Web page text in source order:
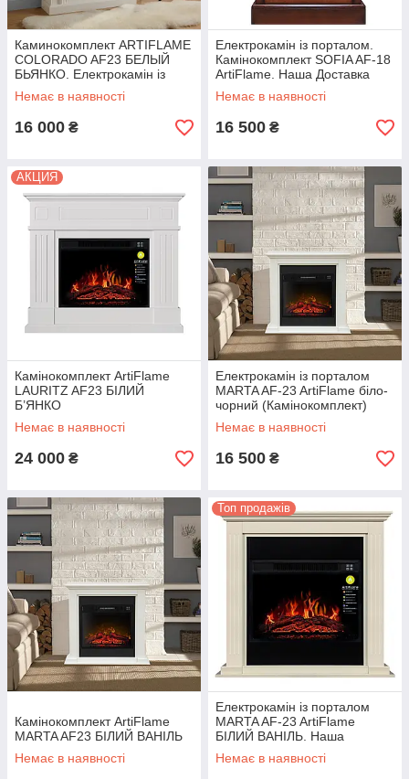
Каминокомплект ARTIFLAME
COLORADO AF23 БЕЛЫЙ
БЬЯНКО. Електрокамін із
порталом
Немає в наявності
16 000 ₴
Електрокамін із порталом.
Камінокомплект SOFIA AF-18
ArtiFlame. Наша Доставка
Немає в наявності
16 500 ₴
АКЦИЯ
Камінокомплект ArtiFlame
LAURITZ AF23 БІЛИЙ
Б’ЯНКО
Немає в наявності
24 000 ₴
Електрокамін із порталом
MARTA AF-23 ArtiFlame біло-
чорний (Камінокомплект)
Немає в наявності
16 500 ₴
Камінокомплект ArtiFlame
MARTA AF23 БІЛИЙ ВАНІЛЬ
Немає в наявності
Топ продажів
Електрокамін із порталом
MARTA AF-23 ArtiFlame
БІЛИЙ ВАНІЛЬ. Наша
доставка
Немає в наявності